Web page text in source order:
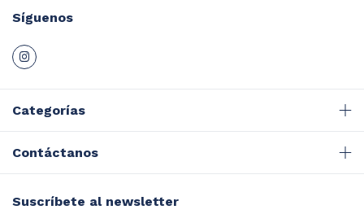
Síguenos
Categorías
Contáctanos
Suscríbete al newsletter